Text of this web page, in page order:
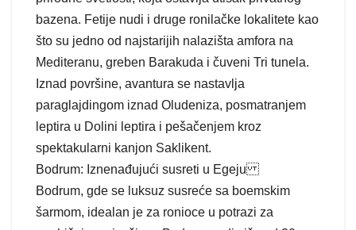
bazena. Fetije nudi i druge ronilačke lokalitete kao
što su jedno od najstarijih nalazišta amfora na
Mediteranu, greben Barakuda i čuveni Tri tunela.
Iznad površine, avantura se nastavlja
paraglajdingom iznad Oludeniza, posmatranjem
leptira u Dolini leptira i pešačenjem kroz
spektakularni kanjon Saklikent.
Bodrum: Iznenađujući susreti u Egeju
Bodrum, gde se luksuz susreće sa boemskim
šarmom, idealan je za ronioce u potrazi za